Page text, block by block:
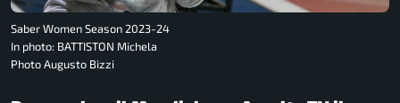
Saber Women Season 2023-24
In photo: BATTISTON Michela
Photo Augusto Bizzi